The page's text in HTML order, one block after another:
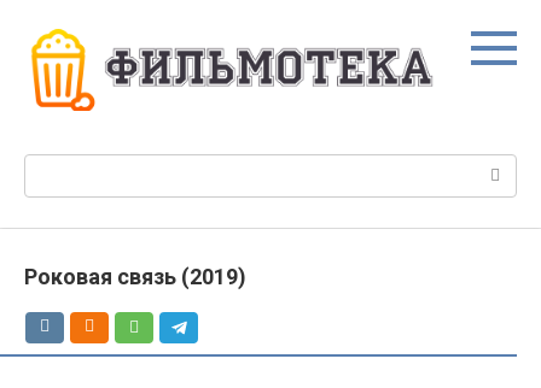
контенту
Роковая связь (2019)